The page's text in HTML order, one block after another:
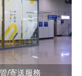
/寄送服務